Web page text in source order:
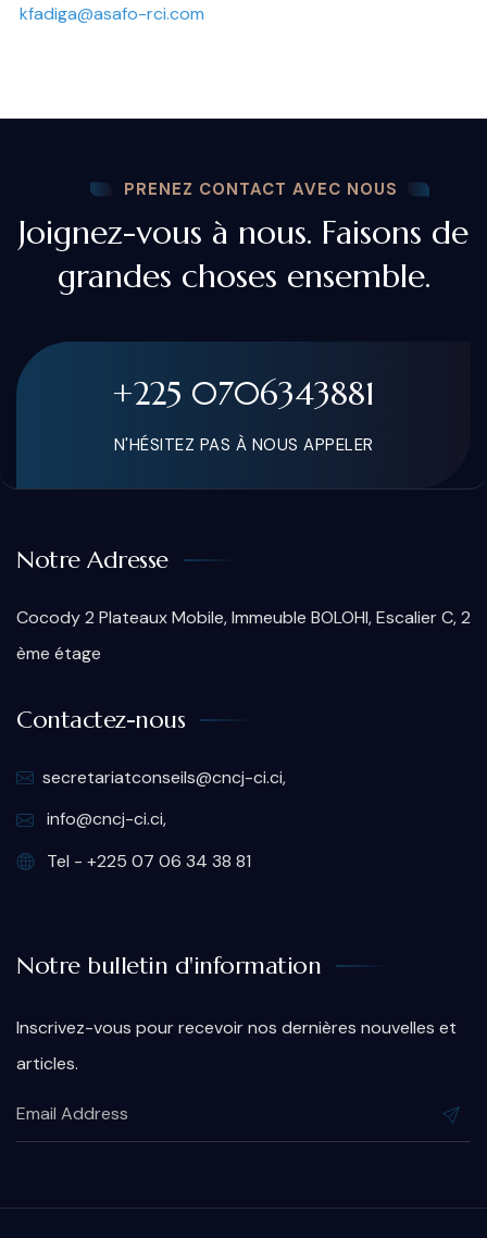
kfadiga@asafo-rci.com
PRENEZ CONTACT AVEC NOUS
Joignez-vous à nous. Faisons de
grandes choses ensemble.
+225 0706343881
N'HÉSITEZ PAS À NOUS APPELER
Notre Adresse
Cocody 2 Plateaux Mobile, Immeuble BOLOHI, Escalier C, 2
ème étage
Contactez-nous
secretariatconseils@cncj-ci.ci,
info@cncj-ci.ci,
Tel - +225 07 06 34 38 81
Notre bulletin d'information
Inscrivez-vous pour recevoir nos dernières nouvelles et
articles.